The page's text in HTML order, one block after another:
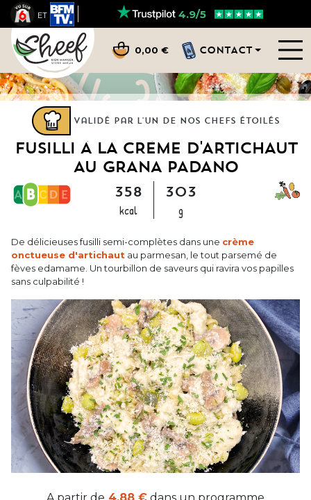
ET 4.9/5
0,00 € CONTACT
Validé par l'un de nos chefs étoilés
FUSILLI À LA CRÈME D'ARTICHAUT
AU GRANA PADANO
358
kcal
303
g
De délicieuses fusilli semi-complètes dans une crème
onctueuse d'artichaut au parmesan, le tout parsemé de
fèves edamame. Un tourbillon de saveurs qui ravira vos papilles
sans culpabilité !